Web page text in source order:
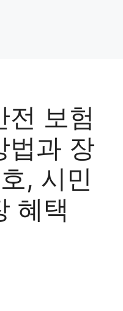
전 보험
법과 장
, 시민
혜택